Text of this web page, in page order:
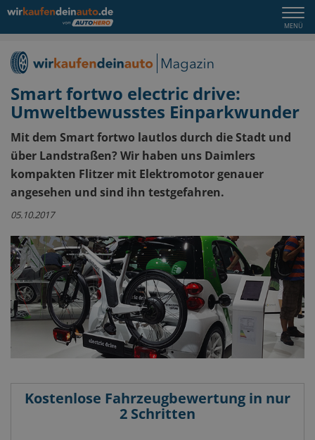
MENÜ
Smart fortwo electric drive:
Umweltbewusstes Einparkwunder
Mit dem Smart fortwo lautlos durch die Stadt und
über Landstraßen? Wir haben uns Daimlers
kompakten Flitzer mit Elektromotor genauer
angesehen und sind ihn testgefahren.
05.10.2017
Kostenlose Fahrzeugbewertung in nur
2 Schritten